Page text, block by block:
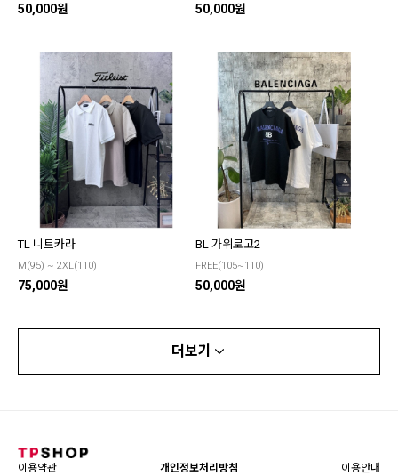
50,000원 50,000원
TL 니트카라
M(95) ~ 2XL(110)
75,000원
BL 가위로고2
FREE(105~110)
50,000원
더보기
이용약관 개인정보처리방침 이용안내